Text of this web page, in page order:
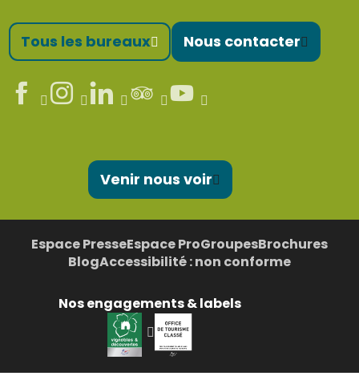
Tous les bureaux Nous contacter
Venir nous voir
Espace PresseEspace ProGroupesBrochures
BlogAccessibilité : non conforme
Nos engagements & labels